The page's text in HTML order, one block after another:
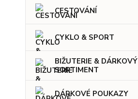
CESTOVÁNÍ
CYKLO & SPORT
BIŽUTERIE & DÁRKOVÝ
SORTIMENT
DÁRKOVÉ POUKAZY